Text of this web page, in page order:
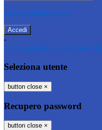
Password dimenticata?
-
Entra con SPID Entra con CIE
Seleziona utente
button close ×
Recupero password
button close ×